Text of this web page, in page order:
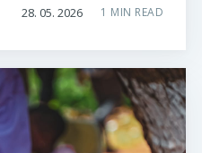
28. 05. 2026 1 MIN READ